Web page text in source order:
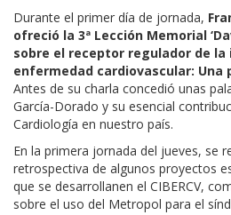
Durante el primer día de jornada,
ofreció la 3ª Lección Memorial
sobre el receptor regulador de la
enfermedad cardiovascular: Una
Antes de su charla concedió unas
García-Dorado y su esencial
Cardiología en nuestro país.
En la primera jornada del jueves, se
retrospectiva de algunos proyectos
que se desarrollanen el CIBERCV,
sobre el uso del Metropol para el